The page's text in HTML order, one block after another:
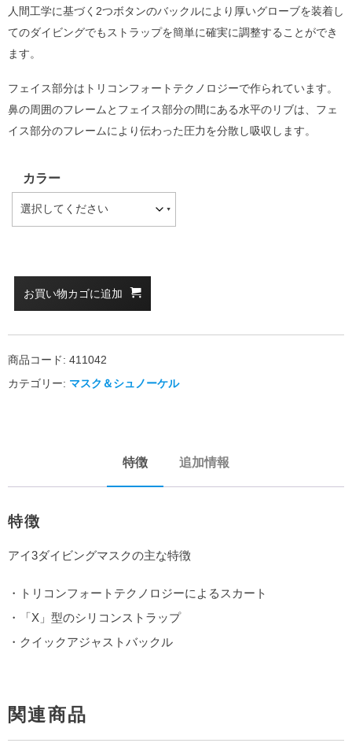
人間工学に基づく2つボタンのバックルにより厚いグローブを装着し
てのダイビングでもストラップを簡単に確実に調整することができ
ます。
フェイス部分はトリコンフォートテクノロジーで作られています。
鼻の周囲のフレームとフェイス部分の間にある水平のリブは、フェ
イス部分のフレームにより伝わった圧力を分散し吸収します。
カラー
お買い物カゴに追加
商品コード: 411042
カテゴリー: マスク＆シュノーケル
特徴 追加情報
特徴
アイ3ダイビングマスクの主な特徴
・トリコンフォートテクノロジーによるスカート
・「X」型のシリコンストラップ
・クイックアジャストバックル
関連商品